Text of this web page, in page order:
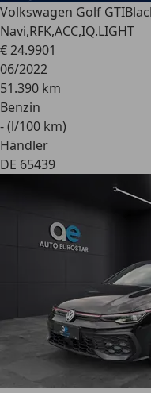
Volkswagen Golf GTI
Navi,RFK,ACC,IQ.LIGHT
€ 24.9901
06/2022
51.390 km
Benzin
- (l/100 km)
Händler
DE 65439